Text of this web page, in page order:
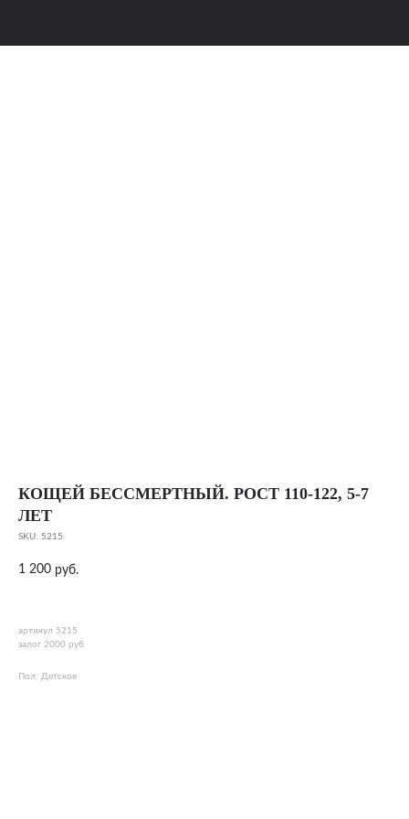
КОЩЕЙ БЕССМЕРТНЫЙ. РОСТ 110-122, 5-7
ЛЕТ
SKU: 5215
1 200 руб.
артикул 5215
залог 2000 руб
Пол: Детское